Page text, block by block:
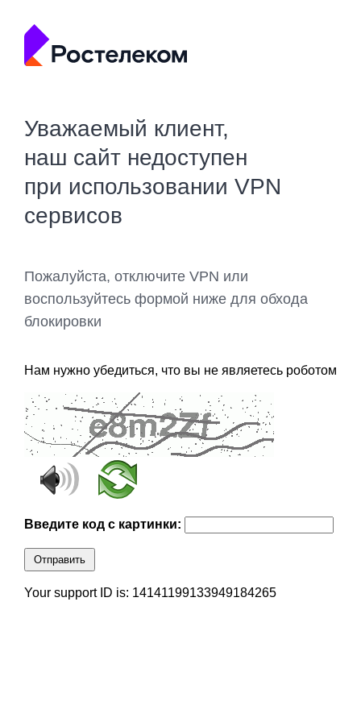
Уважаемый клиент,
наш сайт недоступен
при использовании VPN
сервисов
Пожалуйста, отключите VPN или
воспользуйтесь формой ниже для обхода
блокировки
Нам нужно убедиться, что вы не являетесь роботом
Введите код с картинки:
Отправить
Your support ID is: 14141199133949184265